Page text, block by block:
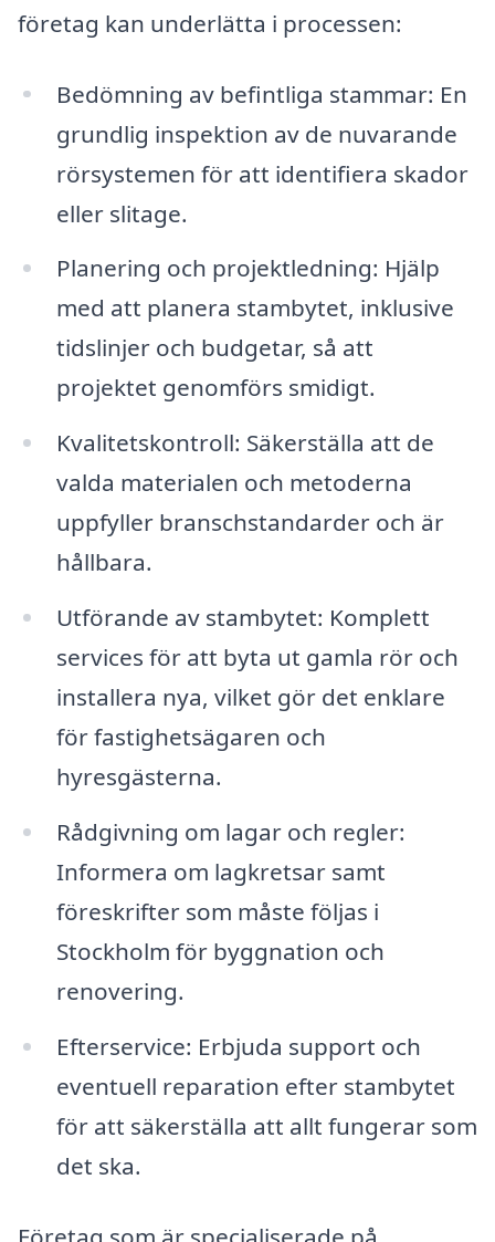
företag kan underlätta i processen:
Bedömning av befintliga stammar: En
grundlig inspektion av de nuvarande
rörsystemen för att identifiera skador
eller slitage.
Planering och projektledning: Hjälp
med att planera stambytet, inklusive
tidslinjer och budgetar, så att
projektet genomförs smidigt.
Kvalitetskontroll: Säkerställa att de
valda materialen och metoderna
uppfyller branschstandarder och är
hållbara.
Utförande av stambytet: Komplett
services för att byta ut gamla rör och
installera nya, vilket gör det enklare
för fastighetsägaren och
hyresgästerna.
Rådgivning om lagar och regler:
Informera om lagkretsar samt
föreskrifter som måste följas i
Stockholm för byggnation och
renovering.
Efterservice: Erbjuda support och
eventuell reparation efter stambytet
för att säkerställa att allt fungerar som
det ska.